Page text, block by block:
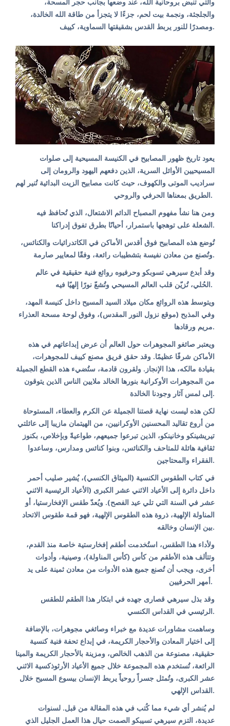
والجلجثة، ونجمة بيت لحم، جزءًا لا يتجزأ من طاقة الله الخالدة،
ومصدرًا للنور يربط القدس بشقيقتها السماوية، كييف.
يعود تاريخ ظهور المصابيح في الكنيسة المسيحية إلى صلوات
المسيحيين الأوائل السرية، الذين دفعهم اليهود والرومان إلى
سراديب الموتى والكهوف، حيث كانت مصابيح الزيت البدائية تُنير لهم
الطريق بمعناها الحرفي والروحي.
ومن هنا نشأ مفهوم المصباح الدائم الاشتعال، الذي تُحافظ فيه
الشعلة على توهجها باستمرار، أحيانًا بطرق تفوق إدراكنا.
وتُصنع من معادن نفيسة بتشطيبات رائعة، وفقًا لمعايير صارمة.
وقد أبدع سيرهي تسوبكو وحرفيوه روائع فنية حقيقية في عالم
الحُلي، تُزيّن قلب العالم المسيحي وتُشعّ نورًا إلهيًا فيه.
ويتوسط هذه الروائع مكان ميلاد السيد المسيح داخل كنيسة المهد،
وفي المذبح (موقع نزول النور المقدس)، وفوق لوحة مسحة العذراء
مريم ورقادها.
الأماكن شرفًا عظيمًا. وقد حقق فريق مصنع كييف للمجوهرات،
بقيادة مالكه، هذا الإنجاز. ولقرون قادمة، ستُضيء هذه القطع الجميلة
من المجوهرات الأوكرانية بنورها الخالد ملايين الناس الذين يتوقون
إلى لمس آثار وجودنا الخالدة.
لكن هذه ليست نهاية قصتنا الجميلة عن الكرم والعطاء، المستوحاة
من أروع تقاليد المحسنين الأوكرانيين، من الهيتمان مازيبا إلى عائلتي
تيريشينكو وخانينكو، الذين تبرعوا جميعهم، طواعيةً وبإخلاص، بكنوز
ثقافية هائلة للمتاحف والكنائس، وبنوا كنائس ومدارس، وساعدوا
الفقراء والمحتاجين.
في كتاب الطقوس الكنسية (الميثاق الكنسي)، يُشير صليب أحمر
داخل دائرة إلى الأعياد الاثني عشر الكبرى (الأعياد الرئيسية الاثني
عشر في السنة التي تلي عيد الفصح). ويُعدّ طقس الإفخارستيا، أو
المناولة الإلهية، ذروة هذه الطقوس الإلهية، فهو قمة طقوس الاتحاد
بين الإنسان وخالقه.
وتتألف هذه الأطقم من كأس (كأس المناولة)، وصينية، وأدوات
أخرى، ويجب أن تُصنع جميع هذه الأدوات من معادن ثمينة على يد
أمهر الحرفيين.
وقد بذل سيرهي قصارى جهده في ابتكار هذا الطقم للطقس
الرئيسي في القداس الكنسي.
إلى اختيار المعادن والأحجار الكريمة، في إبداع تحفة فنية كنسية
حقيقية، مصنوعة من الذهب الخالص، ومزينة بالأحجار الكريمة والمينا
الرائعة، تُستخدم هذه المجموعة خلال جميع الأعياد الأرثوذكسية الاثني
عشر الكبرى، وتُمثل جسراً روحياً يربط الإنسان بيسوع المسيح خلال
القداس الإلهي.
عديدة، التزم سيرهي تسيبكو الصمت حيال هذا العمل الجليل الذي